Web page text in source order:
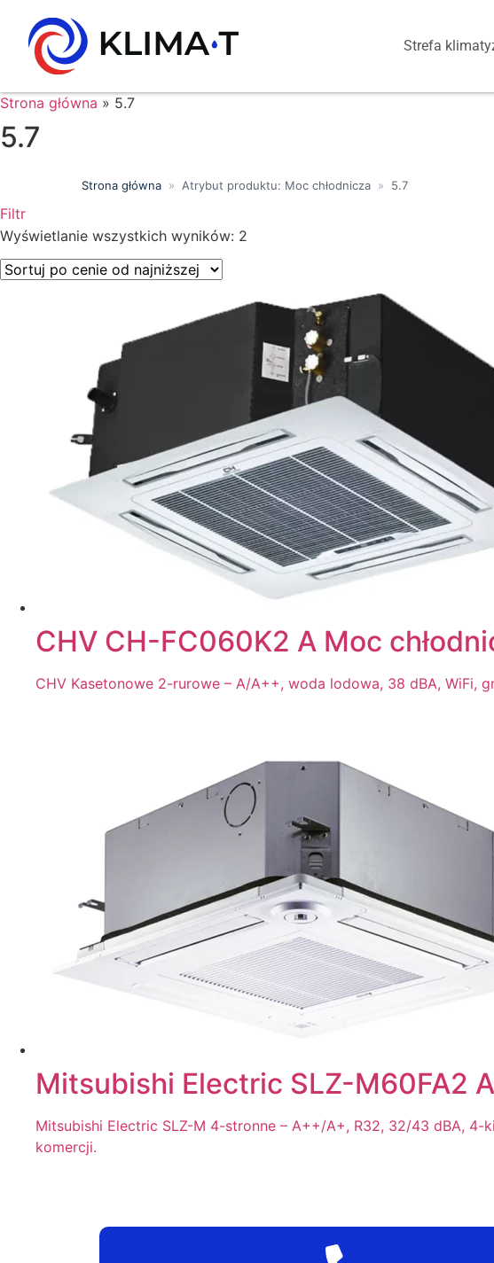
Strefa
Strona główna » 5.7
5.7
Strona główna » Atrybut produktu: Moc chłodnicza » 5.7
Filtr
Wyszukiwanie tekstowe
Kategorie produktów
Klasa energetyczna
Wyświetlanie wszystkich wyników: 2
CHV CH-FC060K2 A Moc
CHV Kasetonowe 2-rurowe – A/A++, woda lodowa, 38 dBA, WiFi,
Mitsubishi Electric SLZ-M60FA2
Mitsubishi Electric SLZ-M 4-stronne – A++/A+, R32, 32/43 dBA,
komercji.